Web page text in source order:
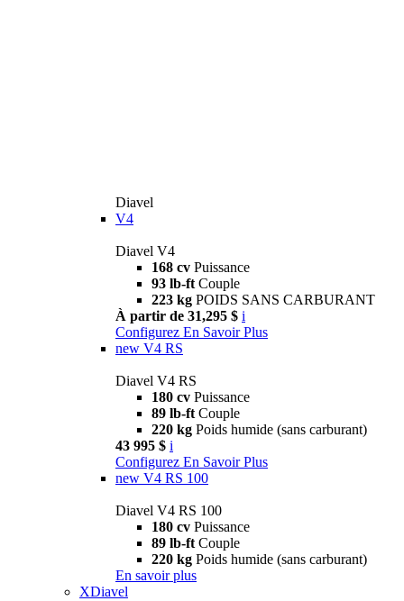
Diavel
V4
Diavel V4
168 cv Puissance
93 lb-ft Couple
223 kg POIDS SANS CARBURANT
À partir de 31,295 $ i
Configurez En Savoir Plus
new V4 RS
Diavel V4 RS
180 cv Puissance
89 lb-ft Couple
220 kg Poids humide (sans carburant)
43 995 $ i
Configurez En Savoir Plus
new V4 RS 100
Diavel V4 RS 100
180 cv Puissance
89 lb-ft Couple
220 kg Poids humide (sans carburant)
En savoir plus
XDiavel